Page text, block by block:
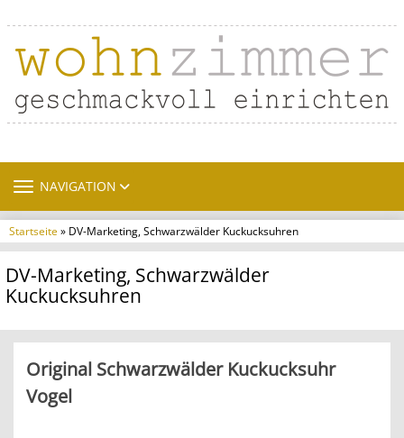
TOGGLE NAVIGATION
NAVIGATION
Startseite» DV-Marketing, Schwarzwälder Kuckucksuhren
DV-Marketing, Schwarzwälder
Kuckucksuhren
Original Schwarzwälder Kuckucksuhr
Vogel